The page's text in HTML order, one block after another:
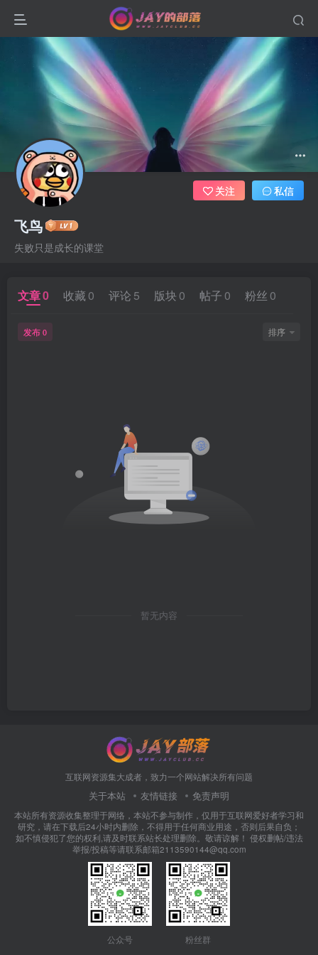
飞鸟
失败只是成长的课堂
关注 私信
文章0 收藏 0 评论 5 版块 0 帖子 0 粉丝 0
发布 0 排序
暂无内容
互联网资源集大成者，致力一个网站解决所有问题
关于本站 友情链接 免责声明
本站所有资源收集整理于网络，本站不参与制作，仅用于互联网爱好者学习和
研究，请在下载后24小时内删除，不得用于任何商业用途，否则后果自负；
如不慎侵犯了您的权利,请及时联系站长处理删除。敬请谅解！ 侵权删帖/违法
举报/投稿等请联系邮箱2113590144@qq.com
公众号 粉丝群